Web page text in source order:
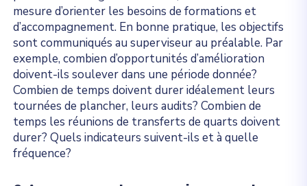
mesure d’orienter les besoins de formations et
d’accompagnement. En bonne pratique, les objectifs
sont communiqués au superviseur au préalable. Par
exemple, combien d’opportunités d’amélioration
doivent-ils soulever dans une période donnée?
Combien de temps doivent durer idéalement leurs
tournées de plancher, leurs audits? Combien de
temps les réunions de transferts de quarts doivent
durer? Quels indicateurs suivent-ils et à quelle
fréquence?